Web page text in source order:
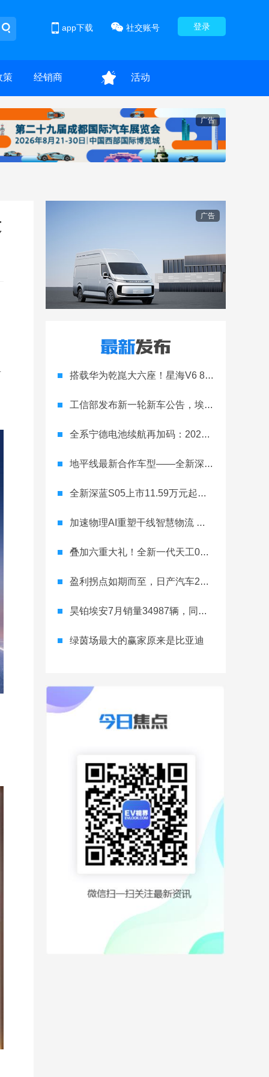
登录
社交账号
app下载
策 经销商 活动
广告
广告
搭载华为乾崑大六座！星海V6 8月8日开启预售
工信部发布新一轮新车公告，埃安Ray 7引发关注
全系宁德电池续航再加码：2027款埃安RT上市，9.98万元起
地平线最新合作车型——全新深蓝S05正式上市！
全新深蓝S05上市11.59万元起，全球时尚激光智能SUV全面进阶
加速物理AI重塑干线智慧物流 智加科技战略合作图达通
叠加六重大礼！全新一代天工08 670 Max上市限时价17.99万元
盈利拐点如期而至，日产汽车26财年一季度财报释放稳健增长信号
昊铂埃安7月销量34987辆，同比增长31.74%，全新Ray系列蓄势待发
绿茵场最大的赢家原来是比亚迪